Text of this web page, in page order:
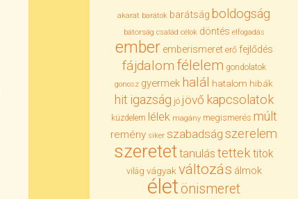
akarat barátok barátság boldogság
bátorság család célok döntés elfogadás
ember emberismeret erő fejlődés
fájdalom félelem gondolatok
gonosz gyermek halál hatalom hibák
hit igazság jó jövő kapcsolatok
küzdelem lélek magány megismerés múlt
remény siker szabadság szerelem
szeretettanulás tettektitok
világ vágyak változás álmok
életönismeret